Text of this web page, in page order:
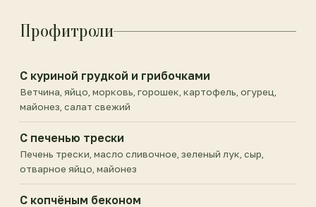
Профитроли
С куриной грудкой и грибочками
Ветчина, яйцо, морковь, горошек, картофель, огурец,
майонез, салат свежий
С печенью трески
Печень трески, масло сливочное, зеленый лук, сыр,
отварное яйцо, майонез
С копчёным беконом